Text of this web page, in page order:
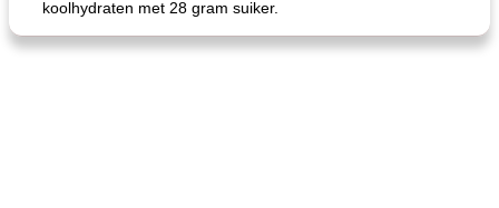
koolhydraten met 28 gram suiker.